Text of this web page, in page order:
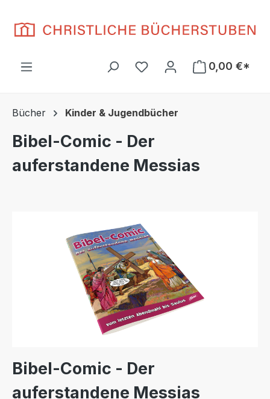
Du hast 0 Produkte auf
0,00 €*
Bücher Kinder & Jugendbücher
Bibel-Comic - Der
auferstandene Messias
Bibel-Comic - Der
auferstandene Messias